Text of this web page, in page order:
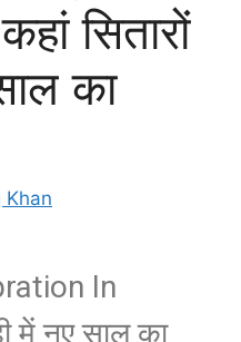
सितारों
का
Khan
In
में नए साल का